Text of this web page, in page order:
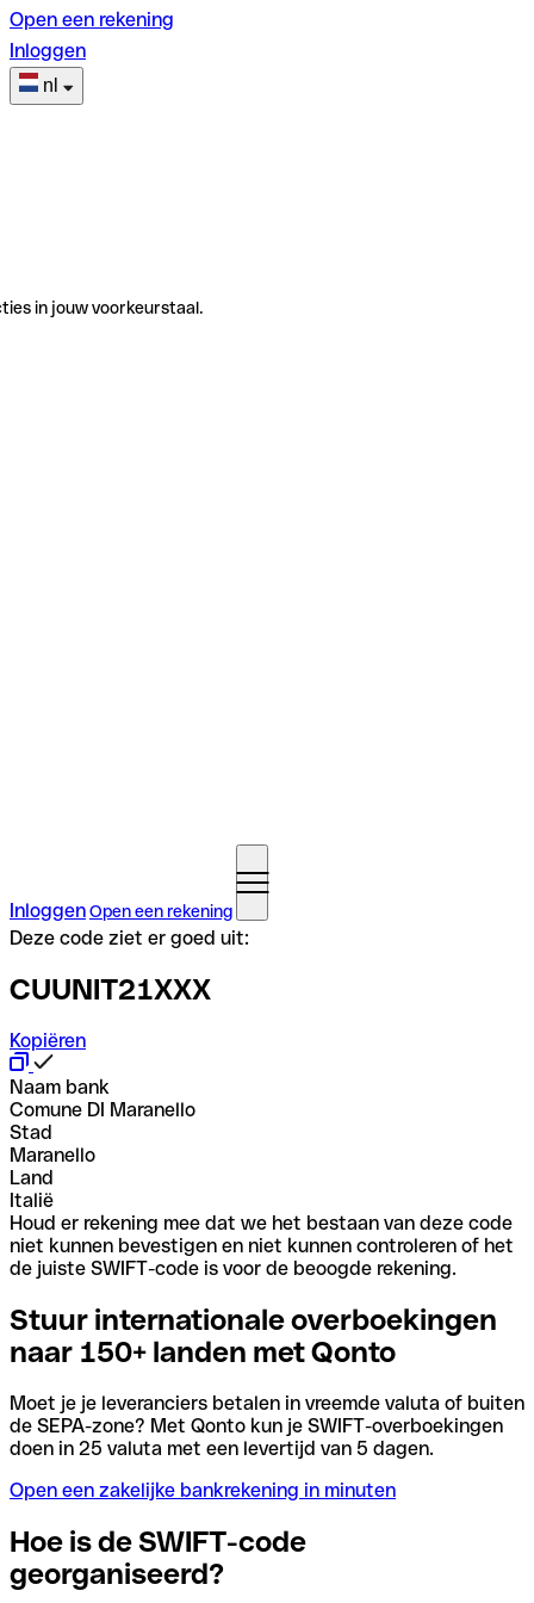
Open een rekening
Inloggen
nl
in jouw voorkeurstaal.
InloggenOpen een rekening
Deze code ziet er goed uit:
CUUNIT21XXX
Kopiëren
Naam bank
Comune DI Maranello
Stad
Maranello
Land
Italië
Houd er rekening mee dat we het bestaan van deze code
niet kunnen bevestigen en niet kunnen controleren of het
de juiste SWIFT-code is voor de beoogde rekening.
Stuur internationale overboekingen
naar 150+ landen met Qonto
Moet je je leveranciers betalen in vreemde valuta of buiten
de SEPA-zone? Met Qonto kun je SWIFT-overboekingen
doen in 25 valuta met een levertijd van 5 dagen.
Open een zakelijke bankrekening in minuten
Hoe is de SWIFT-code
georganiseerd?